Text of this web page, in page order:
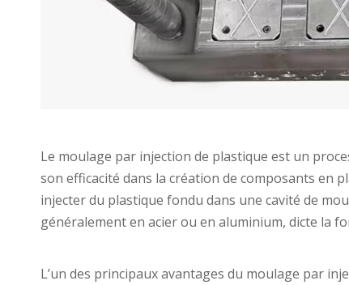
Le moulage par injection de plastique est un
son efficacité dans la création de composants en
injecter du plastique fondu dans une cavité de
généralement en acier ou en aluminium, dicte la
L’un des principaux avantages du moulage par